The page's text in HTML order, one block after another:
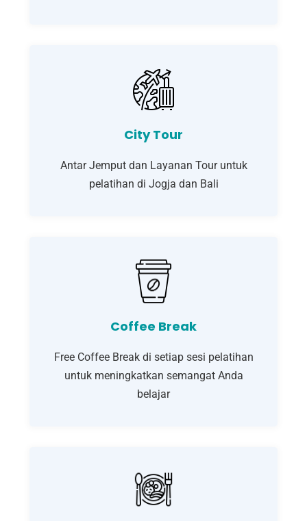
City Tour
Antar Jemput dan Layanan Tour untuk
pelatihan di Jogja dan Bali
Coffee Break
Free Coffee Break di setiap sesi pelatihan
untuk meningkatkan semangat Anda
belajar